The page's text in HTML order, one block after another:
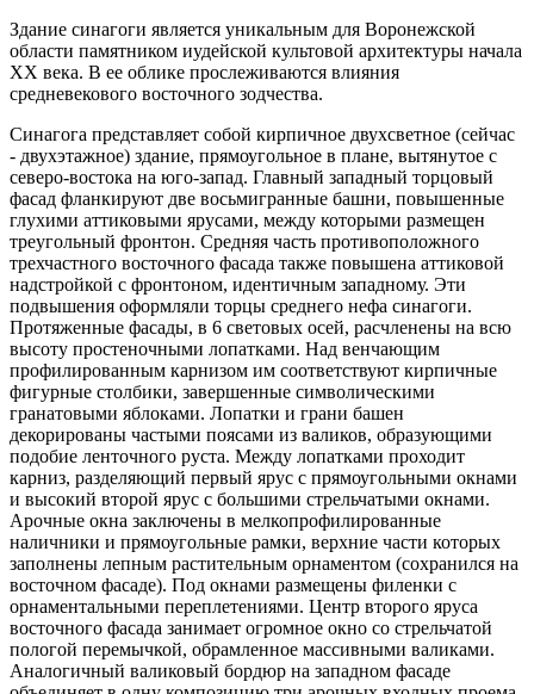
Здание синагоги является уникальным для Воронежской
области памятником иудейской культовой архитектуры начала
XX века. В ее облике прослеживаются влияния
средневекового восточного зодчества.
Синагога представляет собой кирпичное двухсветное (сейчас
- двухэтажное) здание, прямоугольное в плане, вытянутое с
северо-востока на юго-запад. Главный западный торцовый
фасад фланкируют две восьмигранные башни, повышенные
глухими аттиковыми ярусами, между которыми размещен
треугольный фронтон. Средняя часть противоположного
трехчастного восточного фасада также повышена аттиковой
надстройкой с фронтоном, идентичным западному. Эти
подвышения оформляли торцы среднего нефа синагоги.
Протяженные фасады, в 6 световых осей, расчленены на всю
высоту простеночными лопатками. Над венчающим
профилированным карнизом им соответствуют кирпичные
фигурные столбики, завершенные символическими
гранатовыми яблоками. Лопатки и грани башен
декорированы частыми поясами из валиков, образующими
подобие ленточного руста. Между лопатками проходит
карниз, разделяющий первый ярус с прямоугольными окнами
и высокий второй ярус с большими стрельчатыми окнами.
Арочные окна заключены в мелкопрофилированные
наличники и прямоугольные рамки, верхние части которых
заполнены лепным растительным орнаментом (сохранился на
восточном фасаде). Под окнами размещены филенки с
орнаментальными переплетениями. Центр второго яруса
восточного фасада занимает огромное окно со стрельчатой
пологой перемычкой, обрамленное массивными валиками.
Аналогичный валиковый бордюр на западном фасаде